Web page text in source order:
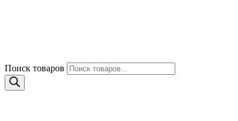
Поиск товаров